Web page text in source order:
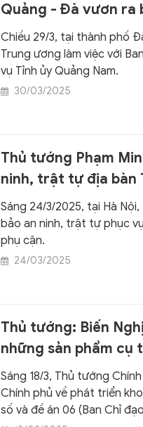
Quảng - Đà vươn ra
Chiều 29/3, tại thành phố
Trung ương làm việc với
vụ Tỉnh ủy Quảng Nam.
30/03/2025
Thủ tướng Phạm
ninh, trật tự địa bàn
Sáng 24/3/2025, tại Hà
bảo an ninh, trật tự phục
phụ cận.
24/03/2025
Thủ tướng: Biến
những sản phẩm cụ
Sáng 18/3, Thủ tướng
Chính phủ về phát triển
số và đề án 06 (Ban Chỉ